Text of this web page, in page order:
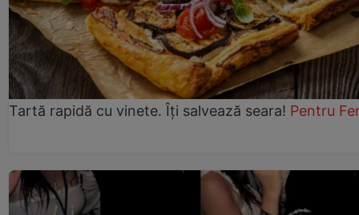
Tartă rapidă cu vinete. Îți salvează seara! Pentru